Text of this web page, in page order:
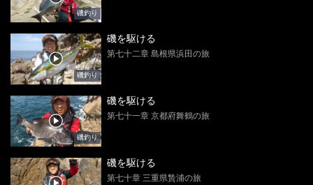
磯釣り
磯釣り
磯を駆ける
第七十二章 島根県浜田の旅
磯釣り
磯を駆ける
第七十一章 京都府舞鶴の旅
磯を駆ける
第七十章 三重県贄浦の旅